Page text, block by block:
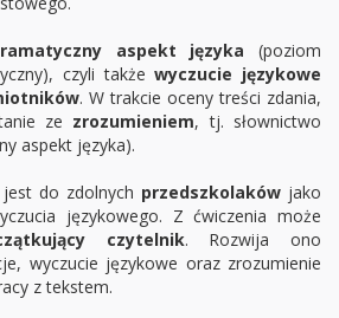
aspekt języka (poziom
czyli takżewyczucie językowe
. W trakcie oceny treści zdania,
ze zrozumieniem, tj. słownictwo
aspekt języka).
do zdolnych przedszkolaków jako
językowego. Z ćwiczenia może
czytelnik. Rozwija ono
wyczucie językowe oraz zrozumienie
z tekstem.